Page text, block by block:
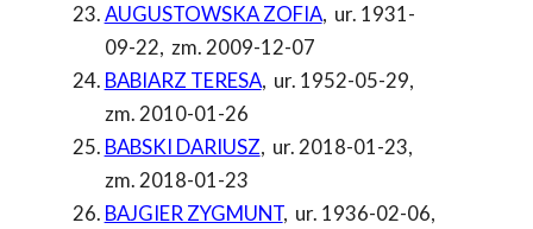
AUGUSTOWSKA ZOFIA, ur. 1931-
09-22, zm. 2009-12-07
BABIARZ TERESA, ur. 1952-05-29,
zm. 2010-01-26
BABSKI DARIUSZ, ur. 2018-01-23,
zm. 2018-01-23
BAJGIER ZYGMUNT, ur. 1936-02-06,